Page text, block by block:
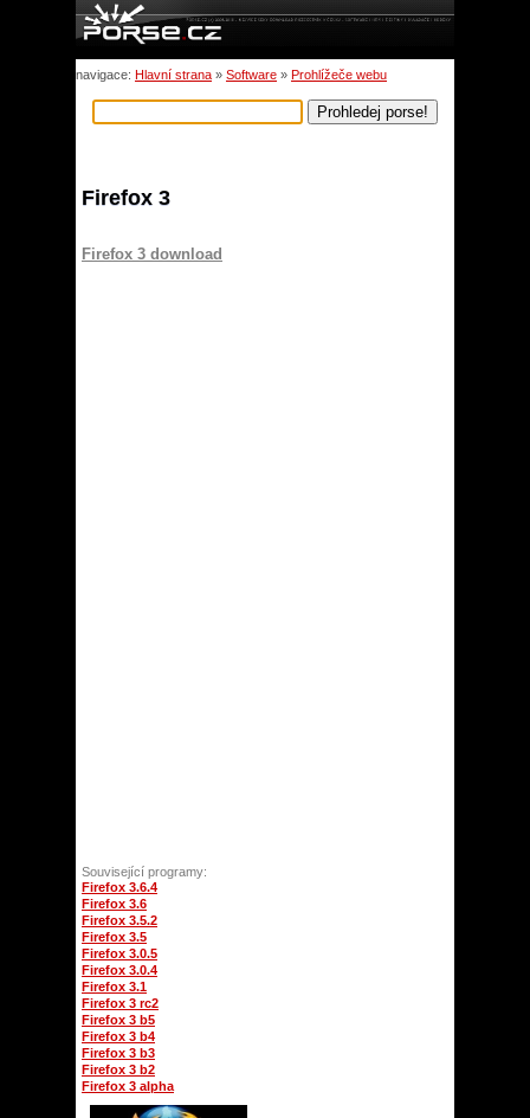
navigace: Hlavní strana » Software » Prohlížeče webu
Firefox 3
Firefox 3 download
Související programy:
Firefox 3.6.4
Firefox 3.6
Firefox 3.5.2
Firefox 3.5
Firefox 3.0.5
Firefox 3.0.4
Firefox 3.1
Firefox 3 rc2
Firefox 3 b5
Firefox 3 b4
Firefox 3 b3
Firefox 3 b2
Firefox 3 alpha